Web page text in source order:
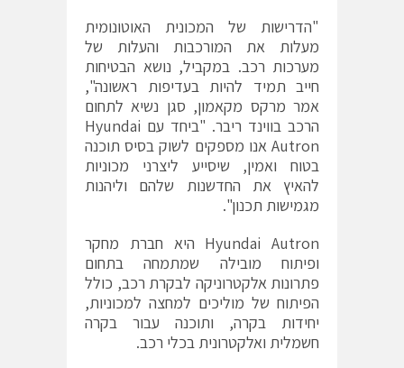
"הדרישות של המכונית האוטונומית
מעלות את המורכבות והעלות של
מערכות רכב. במקביל, נושא הבטיחות
חייב תמיד להיות בעדיפות ראשונה",
אמר מרקס מקאמון, סגן נשיא לתחום
הרכב בווינד ריבר. "ביחד עם Hyundai
Autron אנו מספקים לשוק בסיס תוכנה
בטוח ואמין, שיסייע ליצרני מכוניות
להאיץ את החדשנות שלהם וליהנות
מגמישות תכנון".
Hyundai Autron היא חברת מחקר
ופיתוח מובילה שמתמחה בתחום
פתרונות אלקטרוניקה לבקרת רכב, כולל
הפיתוח של מוליכים למחצה למכוניות,
יחידות בקרה, ותוכנה עבור בקרה
חשמלית ואלקטרונית בכלי רכב.